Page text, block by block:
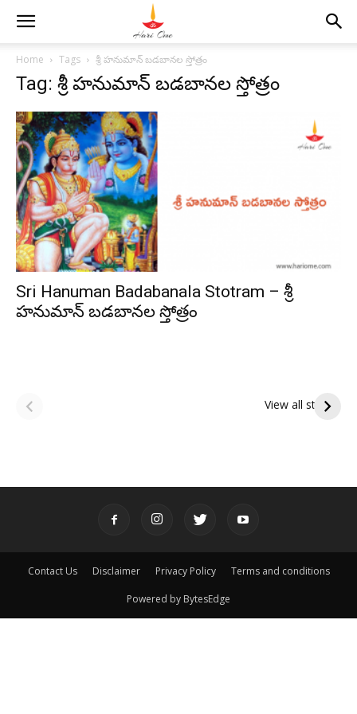
Home Tags శ్రీ హనుమాన్ బడబానల స్తోత్రం
Tag: శ్రీ హనుమాన్ బడబానల స్తోత్రం
Sri Hanuman Badabanala Stotram – శ్రీ
హనుమాన్ బడబానల స్తోత్రం
View all stories
పితృదేవతల ఆశీర్వాదం
ఇంద్రకీలాద్రి గిరి ప్రదక్షిణ
Contact Us Disclaimer Privacy Policy Terms and conditions
Powered by BytesEdge